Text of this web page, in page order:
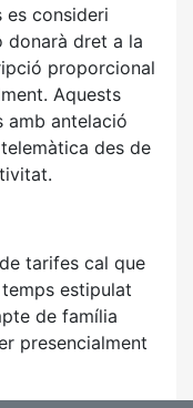
es consideri
donarà dret a la
proporcional
Aquests
amb antelació
des de
tarifes cal que
estipulat
de família
presencialment